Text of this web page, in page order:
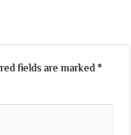
fields are marked*